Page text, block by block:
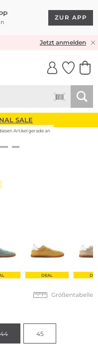
ZUR APP
RÜCKVERSANDJetzt anmelden
SALE
Artikel gerade an
DEAL
Größentabelle
44 45